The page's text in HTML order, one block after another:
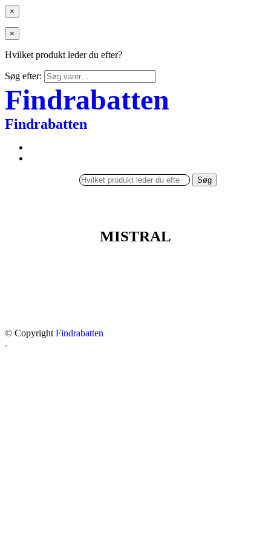
×
×
Hvilket produkt leder du efter?
Søg efter:
Findrabatten
Findrabatten
Søg
MISTRAL
© Copyright Findrabatten